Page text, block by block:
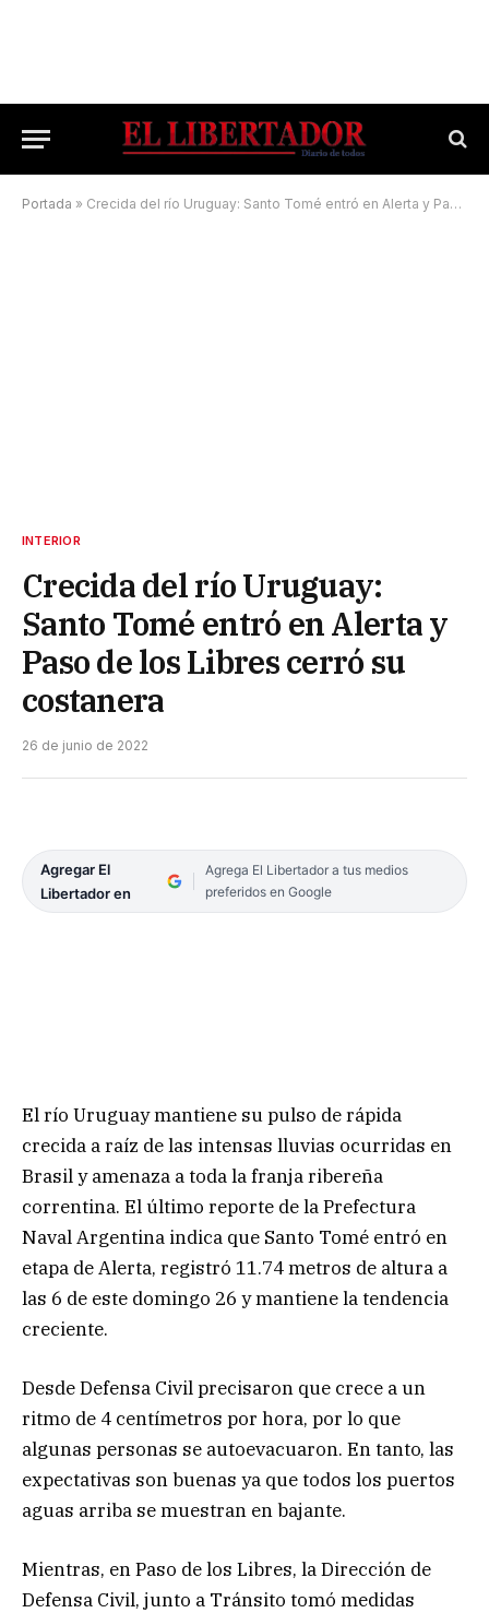
Portada » Crecida del río Uruguay: Santo Tomé entró en Alerta y Paso de los Libres cerró su costanera
INTERIOR
Crecida del río Uruguay:
Santo Tomé entró en Alerta y
Paso de los Libres cerró su
costanera
26 de junio de 2022
Agregar El
Libertador en
Agrega El Libertador a tus medios
preferidos en Google
El río Uruguay mantiene su pulso de rápida
crecida a raíz de las intensas lluvias ocurridas en
Brasil y amenaza a toda la franja ribereña
correntina. El último reporte de la Prefectura
Naval Argentina indica que Santo Tomé entró en
etapa de Alerta, registró 11.74 metros de altura a
las 6 de este domingo 26 y mantiene la tendencia
creciente.
Desde Defensa Civil precisaron que crece a un
ritmo de 4 centímetros por hora, por lo que
algunas personas se autoevacuaron. En tanto, las
expectativas son buenas ya que todos los puertos
aguas arriba se muestran en bajante.
Mientras, en Paso de los Libres, la Dirección de
Defensa Civil, junto a Tránsito tomó medidas